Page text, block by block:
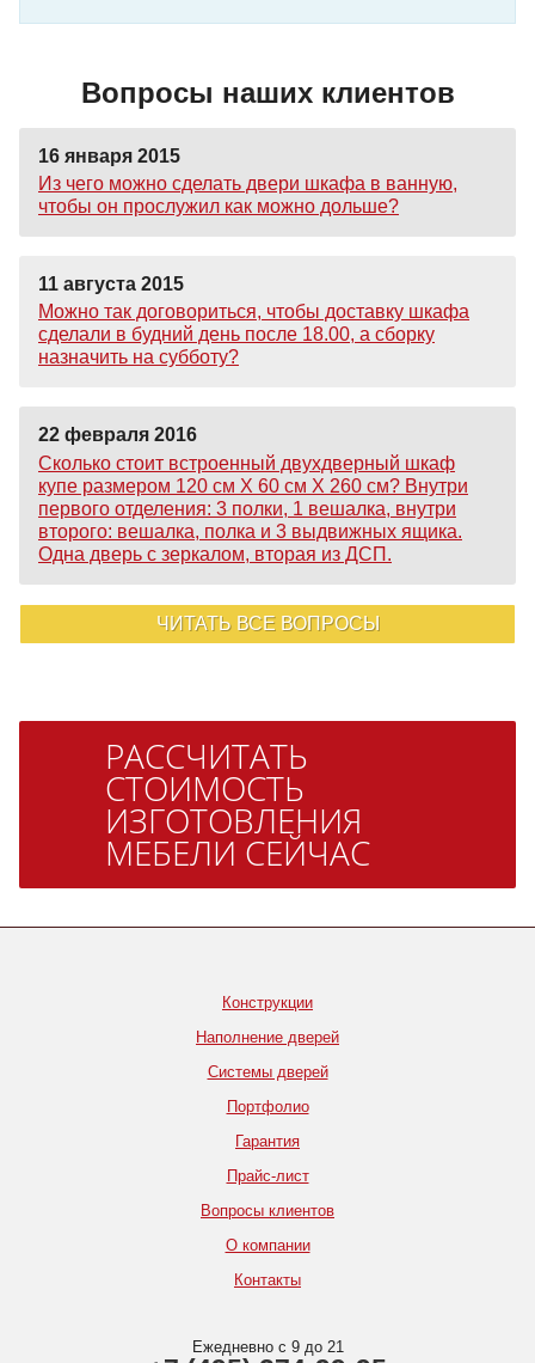
Вопросы наших клиентов
16 января 2015
Из чего можно сделать двери шкафа в ванную,
чтобы он прослужил как можно дольше?
11 августа 2015
Можно так договориться, чтобы доставку шкафа
сделали в будний день после 18.00, а сборку
назначить на субботу?
22 февраля 2016
Сколько стоит встроенный двухдверный шкаф
купе размером 120 см Х 60 см Х 260 см? Внутри
первого отделения: 3 полки, 1 вешалка, внутри
второго: вешалка, полка и 3 выдвижных ящика.
Одна дверь с зеркалом, вторая из ДСП.
ЧИТАТЬ ВСЕ ВОПРОСЫ
РАССЧИТАТЬ
СТОИМОСТЬ
ИЗГОТОВЛЕНИЯ
МЕБЕЛИ СЕЙЧАС
Конструкции
Наполнение дверей
Системы дверей
Портфолио
Гарантия
Прайс-лист
Вопросы клиентов
О компании
Контакты
Ежедневно с 9 до 21